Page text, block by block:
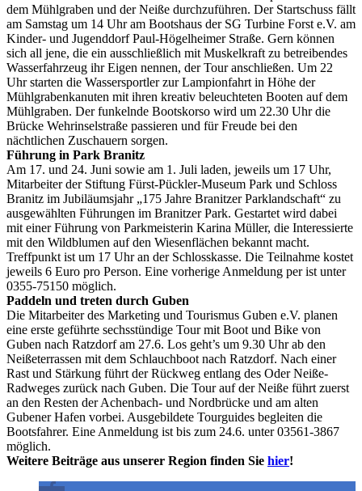
dem Mühlgraben und der Neiße durchzuführen. Der Startschuss fällt
am Samstag um 14 Uhr am Bootshaus der SG Turbine Forst e.V. am
Kinder- und Jugenddorf Paul-Högelheimer Straße. Gern können
sich all jene, die ein ausschließlich mit Muskelkraft zu betreibendes
Wasserfahrzeug ihr Eigen nennen, der Tour anschließen. Um 22
Uhr starten die Wassersportler zur Lampionfahrt in Höhe der
Mühlgrabenkanuten mit ihren kreativ beleuchteten Booten auf dem
Mühlgraben. Der funkelnde Bootskorso wird um 22.30 Uhr die
Brücke Wehrinselstraße passieren und für Freude bei den
nächtlichen Zuschauern sorgen.
Führung in Park Branitz
Am 17. und 24. Juni sowie am 1. Juli laden, jeweils um 17 Uhr,
Mitarbeiter der Stiftung Fürst-Pückler-Museum Park und Schloss
Branitz im Jubiläumsjahr „175 Jahre Branitzer Parklandschaft“ zu
ausgewählten Führungen im Branitzer Park. Gestartet wird dabei
mit einer Führung von Parkmeisterin Karina Müller, die Interessierte
mit den Wildblumen auf den Wiesenflächen bekannt macht.
Treffpunkt ist um 17 Uhr an der Schlosskasse. Die Teilnahme kostet
jeweils 6 Euro pro Person. Eine vorherige Anmeldung per ist unter
0355-75150 möglich.
Paddeln und treten durch Guben
Die Mitarbeiter des Marketing und Tourismus Guben e.V. planen
eine erste geführte sechsstündige Tour mit Boot und Bike von
Guben nach Ratzdorf am 27.6. Los geht’s um 9.30 Uhr ab den
Neißeterrassen mit dem Schlauchboot nach Ratzdorf. Nach einer
Rast und Stärkung führt der Rückweg entlang des Oder Neiße-
Radweges zurück nach Guben. Die Tour auf der Neiße führt zuerst
an den Resten der Achenbach- und Nordbrücke und am alten
Gubener Hafen vorbei. Ausgebildete Tourguides begleiten die
Bootsfahrer. Eine Anmeldung ist bis zum 24.6. unter 03561-3867
möglich.
Weitere Beiträge aus unserer Region finden Sie hier!